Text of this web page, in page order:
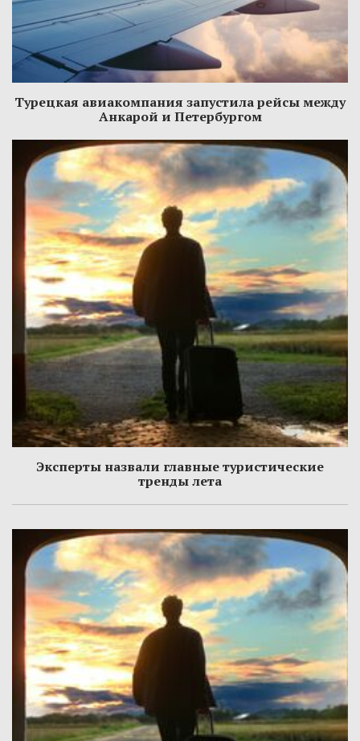
Турецкая авиакомпания запустила рейсы между
Анкарой и Петербургом
Эксперты назвали главные туристические
тренды лета